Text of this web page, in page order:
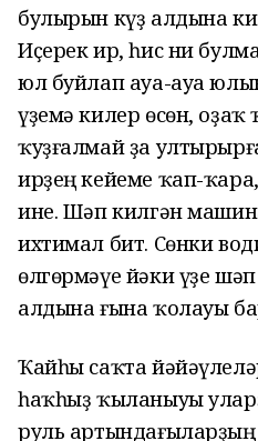
булырын күҙ алдына
Иҫерек ир, һис ни
юл буйлап ауа-ауа
үҙемә килер өсөн,
ҡуҙғалмай ҙа
ирҙең кейеме ҡап-
ине. Шәп килгән
ихтимал бит. Сөнки
өлгөрмәүе йәки үҙе
алдына ғына ҡолауы
Ҡайһы саҡта
һаҡһыҙ ҡыланыуы
руль